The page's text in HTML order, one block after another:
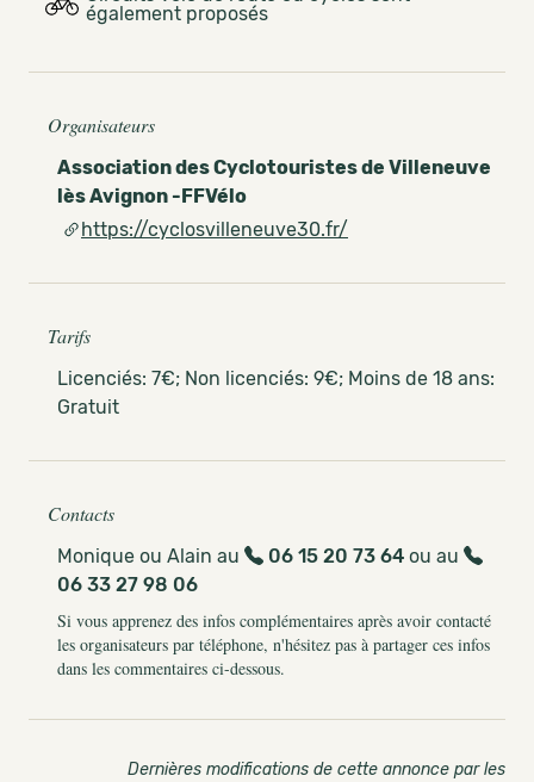
également proposés
Organisateurs
Association des Cyclotouristes de Villeneuve
lès Avignon -FFVélo
https://cyclosvilleneuve30.fr/
Tarifs
Licenciés: 7€; Non licenciés: 9€; Moins de 18 ans:
Gratuit
Contacts
Monique ou Alain au 06 15 20 73 64 ou au
06 33 27 98 06
Si vous apprenez des infos complémentaires après avoir contacté
les organisateurs par téléphone, n'hésitez pas à partager ces infos
dans les commentaires ci-dessous.
Dernières modifications de cette annonce par les